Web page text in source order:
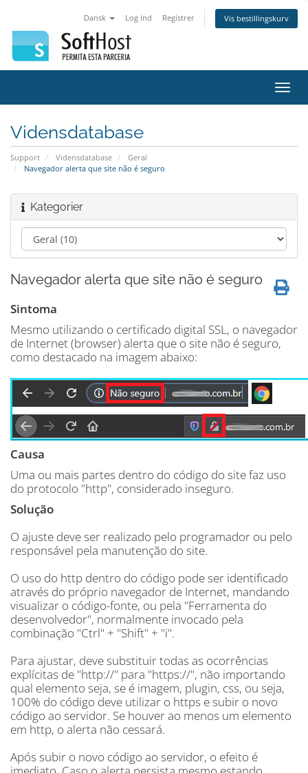
Dansk Log ind Registrer Vis bestillingskurv
Skift
Vidensdatabase
Support Vidensdatabase
Geral
Navegador alerta que site não é seguro
Kategorier
Navegador alerta que site não é seguro
Sintoma
Mesmo utilizando o certificado digital SSL, o navegador
de Internet (browser) alerta que o site não é seguro,
como destacado na imagem abaixo:
Causa
Uma ou mais partes dentro do código do site faz uso
do protocolo "http", considerado inseguro.
Solução
O ajuste deve ser realizado pelo programador ou pelo
responsável pela manutenção do site.
O uso do http dentro do código pode ser identificado
através do próprio navegador de Internet, mandando
visualizar o código-fonte, ou pela "Ferramenta do
desenvolvedor", normalmente invocado pela
combinação "Ctrl" + "Shift" + "i".
Para ajustar, deve substituir todas as ocorrências
explícitas de "http://" para "https://", não importando
qual elemento seja, se é imagem, plugin, css, ou seja,
100% do código deve utilizar o https e subir o novo
código ao servidor. Se houver ao menos um elemento
em http, o alerta não cessará.
Após subir o novo código ao servidor, o efeito é